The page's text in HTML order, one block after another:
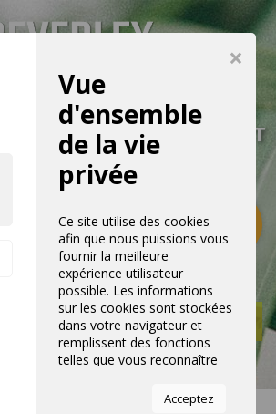
×
Vue
d'ensemble
de la vie
privée
Ce site utilise des cookies
afin que nous puissions vous
fournir la meilleure
expérience utilisateur
possible. Les informations
sur les cookies sont stockées
dans votre navigateur et
remplissent des fonctions
telles que vous reconnaître
notre site Web et aider notre
Acceptez
EXPÉRIENCE NOUVELLE
ÉQUIPEMENTS ET
SERVICES